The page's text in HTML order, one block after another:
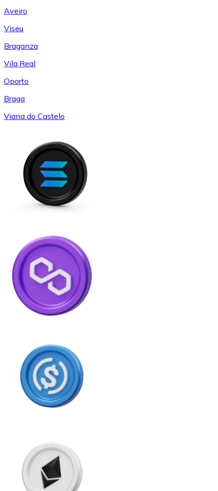
Aveiro
Viseu
Braganza
Vila Real
Oporto
Braga
Viana do Castelo